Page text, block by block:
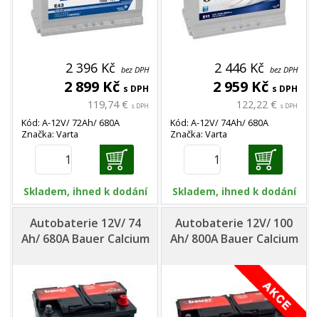
2 396 Kč bez DPH
2 899 Kč s DPH
119,74 € s DPH
Kód: A-12V/ 72Ah/ 680A
Značka: Varta
Skladem, ihned k dodání
2 446 Kč bez DPH
2 959 Kč s DPH
122,22 € s DPH
Kód: A-12V/ 74Ah/ 680A
Značka: Varta
Skladem, ihned k dodání
Autobaterie 12V/ 74
Ah/ 680A Bauer Calcium
Autobaterie 12V/ 100
Ah/ 800A Bauer Calcium